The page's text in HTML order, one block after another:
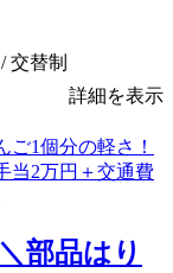
交替制
詳細を表示
部品はり